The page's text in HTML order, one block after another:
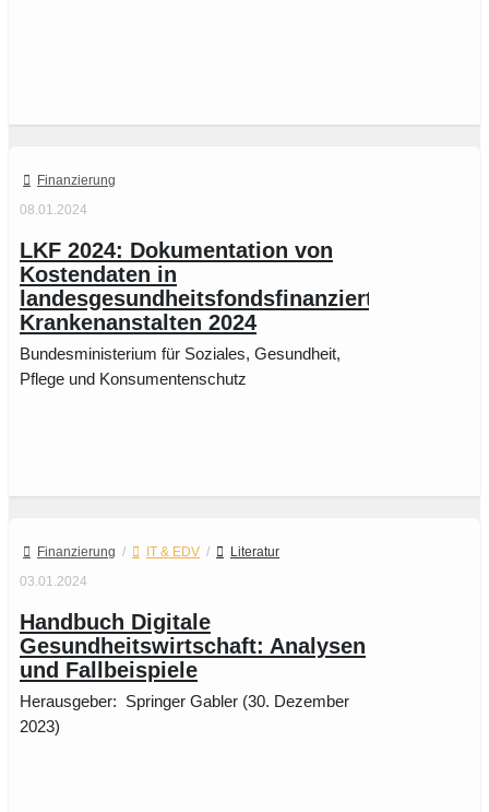
Finanzierung
08.01.2024
LKF 2024: Dokumentation von
Kostendaten in
landesgesundheitsfondsfinanzierten
Krankenanstalten 2024
Bundesministerium für Soziales, Gesundheit,
Pflege und Konsumentenschutz
Finanzierung / IT & EDV /
Literatur
03.01.2024
Handbuch Digitale
Gesundheitswirtschaft: Analysen
und Fallbeispiele
Herausgeber: ‎ Springer Gabler (30. Dezember
2023)